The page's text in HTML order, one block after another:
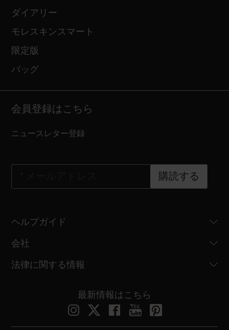
ダイアリー
モレスキンスマート
限定版
バッグ
会員登録はこちら
ニュースレター登録
購読する
ヘルプガイド
会社
法律に関する情報
最新情報はこちら